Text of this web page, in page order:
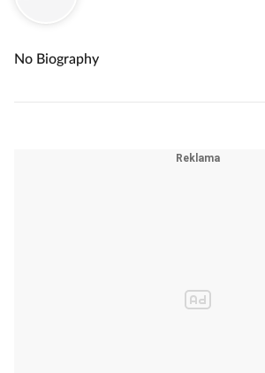
No Biography